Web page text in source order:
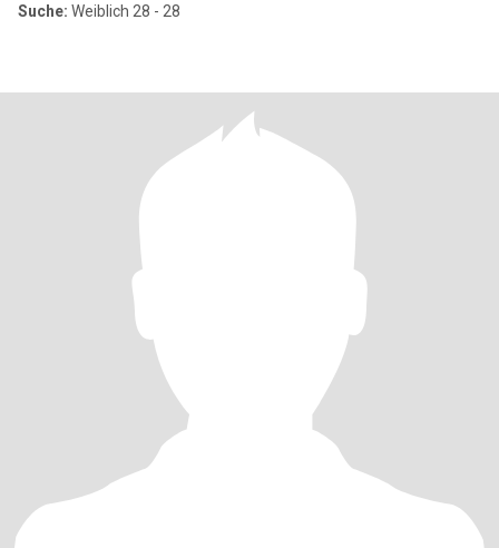
Suche: Weiblich 28 - 28